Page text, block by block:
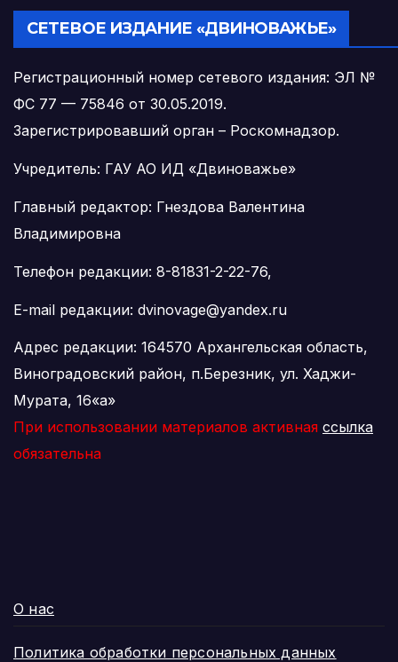
СЕТЕВОЕ ИЗДАНИЕ «ДВИНОВАЖЬЕ»
Регистрационный номер сетевого издания: ЭЛ №
ФС 77 — 75846 от 30.05.2019.
Зарегистрировавший орган – Роскомнадзор.
Учредитель: ГАУ АО ИД «Двиноважье»
Главный редактор: Гнездова Валентина
Владимировна
Телефон редакции: 8-81831-2-22-76,
E-mail редакции: dvinovage@yandex.ru
Адрес редакции: 164570 Архангельская область,
Виноградовский район, п.Березник, ул. Хаджи-
Мурата, 16«а»
При использовании материалов активная ссылка
обязательна
О нас
Политика обработки персональных данных